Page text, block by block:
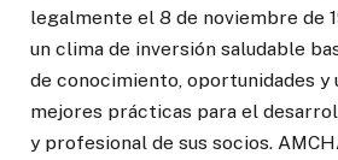
legalmente el 8 de noviembre de
un clima de inversión saludable
de conocimiento, oportunidades y
mejores prácticas para el
y profesional de sus socios.